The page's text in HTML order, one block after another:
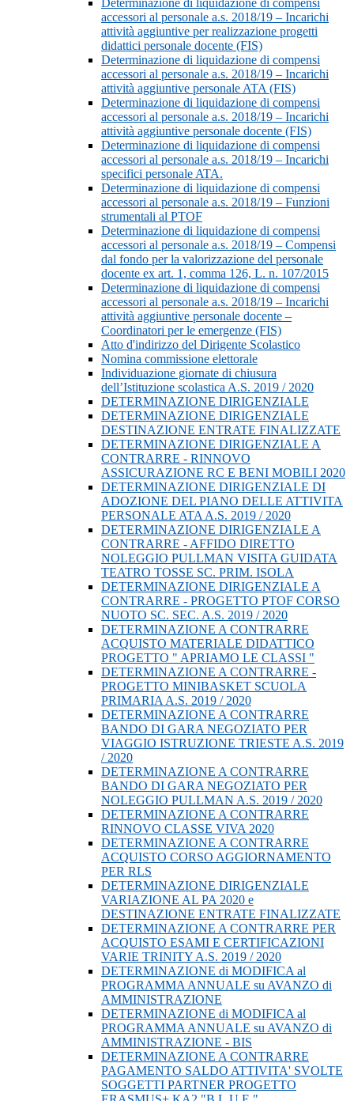
Determinazione di liquidazione di compensi
accessori al personale a.s. 2018/19 – Incarichi
attività aggiuntive per realizzazione progetti
didattici personale docente (FIS)
Determinazione di liquidazione di compensi
accessori al personale a.s. 2018/19 – Incarichi
attività aggiuntive personale ATA (FIS)
Determinazione di liquidazione di compensi
accessori al personale a.s. 2018/19 – Incarichi
attività aggiuntive personale docente (FIS)
Determinazione di liquidazione di compensi
accessori al personale a.s. 2018/19 – Incarichi
specifici personale ATA.
Determinazione di liquidazione di compensi
accessori al personale a.s. 2018/19 – Funzioni
strumentali al PTOF
Determinazione di liquidazione di compensi
accessori al personale a.s. 2018/19 – Compensi
dal fondo per la valorizzazione del personale
docente ex art. 1, comma 126, L. n. 107/2015
Determinazione di liquidazione di compensi
accessori al personale a.s. 2018/19 – Incarichi
attività aggiuntive personale docente –
Coordinatori per le emergenze (FIS)
Atto d'indirizzo del Dirigente Scolastico
Nomina commissione elettorale
Individuazione giornate di chiusura
dell’Istituzione scolastica A.S. 2019 / 2020
DETERMINAZIONE DIRIGENZIALE
DETERMINAZIONE DIRIGENZIALE
DESTINAZIONE ENTRATE FINALIZZATE
DETERMINAZIONE DIRIGENZIALE A
CONTRARRE - RINNOVO
ASSICURAZIONE RC E BENI MOBILI 2020
DETERMINAZIONE DIRIGENZIALE DI
ADOZIONE DEL PIANO DELLE ATTIVITA
PERSONALE ATA A.S. 2019 / 2020
DETERMINAZIONE DIRIGENZIALE A
CONTRARRE - AFFIDO DIRETTO
NOLEGGIO PULLMAN VISITA GUIDATA
TEATRO TOSSE SC. PRIM. ISOLA
DETERMINAZIONE DIRIGENZIALE A
CONTRARRE - PROGETTO PTOF CORSO
NUOTO SC. SEC. A.S. 2019 / 2020
DETERMINAZIONE A CONTRARRE
ACQUISTO MATERIALE DIDATTICO
PROGETTO " APRIAMO LE CLASSI "
DETERMINAZIONE A CONTRARRE -
PROGETTO MINIBASKET SCUOLA
PRIMARIA A.S. 2019 / 2020
DETERMINAZIONE A CONTRARRE
BANDO DI GARA NEGOZIATO PER
VIAGGIO ISTRUZIONE TRIESTE A.S. 2019
/ 2020
DETERMINAZIONE A CONTRARRE
BANDO DI GARA NEGOZIATO PER
NOLEGGIO PULLMAN A.S. 2019 / 2020
DETERMINAZIONE A CONTRARRE
RINNOVO CLASSE VIVA 2020
DETERMINAZIONE A CONTRARRE
ACQUISTO CORSO AGGIORNAMENTO
PER RLS
DETERMINAZIONE DIRIGENZIALE
VARIAZIONE AL PA 2020 e
DESTINAZIONE ENTRATE FINALIZZATE
DETERMINAZIONE A CONTRARRE PER
ACQUISTO ESAMI E CERTIFICAZIONI
VARIE TRINITY A.S. 2019 / 2020
DETERMINAZIONE di MODIFICA al
PROGRAMMA ANNUALE su AVANZO di
AMMINISTRAZIONE
DETERMINAZIONE di MODIFICA al
PROGRAMMA ANNUALE su AVANZO di
AMMINISTRAZIONE - BIS
DETERMINAZIONE A CONTRARRE
PAGAMENTO SALDO ATTIVITA' SVOLTE
SOGGETTI PARTNER PROGETTO